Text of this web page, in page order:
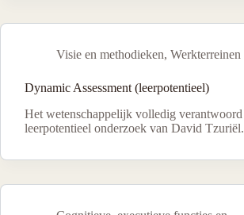
Visie en methodieken, Werkterreinen
Dynamic Assessment (leerpotentieel)
Het wetenschappelijk volledig verantwoord
leerpotentieel onderzoek van David Tzuriël.